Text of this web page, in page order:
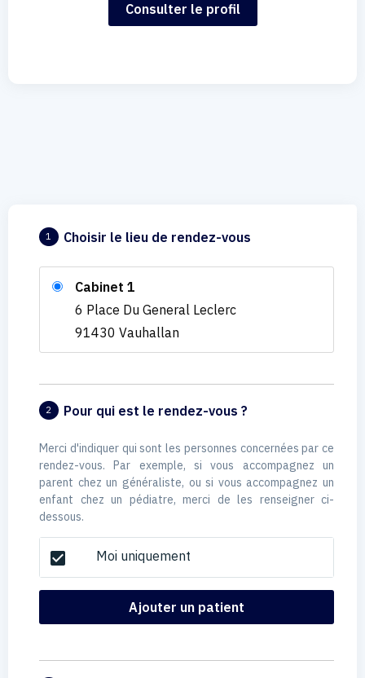
Consulter le profil
1 Choisir le lieu de rendez-vous
Cabinet 1
6 Place Du General Leclerc
91430 Vauhallan
2 Pour qui est le rendez-vous ?
Merci d'indiquer qui sont les personnes concernées par ce
rendez-vous. Par exemple, si vous accompagnez un
parent chez un généraliste, ou si vous accompagnez un
enfant chez un pédiatre, merci de les renseigner ci-
dessous.
check_box Moi uniquement
Ajouter un patient